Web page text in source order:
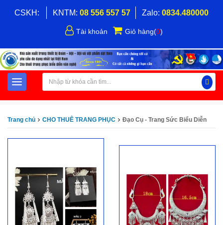
CSKH: KNTM: 08 556 557 57 Zalo: 0834.480000
Tài khoản Giỏ hàng(0)
Trang chủ CHO THUÊ TRANG PHỤC Đạo Cụ - Trang Sức Biểu Diễn